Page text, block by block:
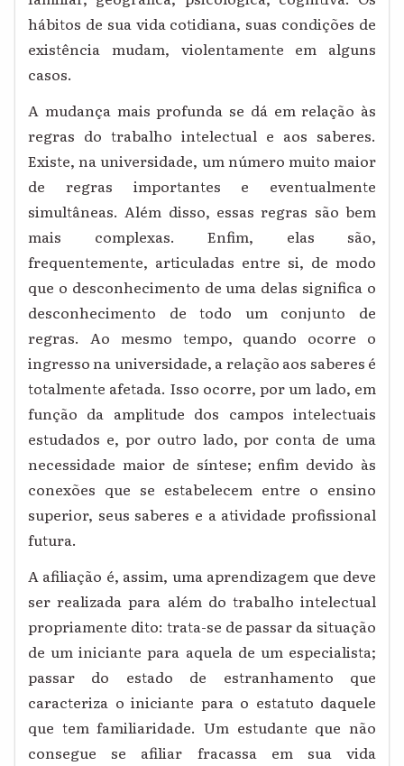
hábitos de sua vida cotidiana, suas condições de
existência mudam, violentamente em alguns
casos.
A mudança mais profunda se dá em relação às
regras do trabalho intelectual e aos saberes.
Existe, na universidade, um número muito maior
de regras importantes e eventualmente
simultâneas. Além disso, essas regras são bem
mais complexas. Enfim, elas são,
frequentemente, articuladas entre si, de modo
que o desconhecimento de uma delas significa o
desconhecimento de todo um conjunto de
regras. Ao mesmo tempo, quando ocorre o
ingresso na universidade, a relação aos saberes é
totalmente afetada. Isso ocorre, por um lado, em
função da amplitude dos campos intelectuais
estudados e, por outro lado, por conta de uma
necessidade maior de síntese; enfim devido às
conexões que se estabelecem entre o ensino
superior, seus saberes e a atividade profissional
futura.
A afiliação é, assim, uma aprendizagem que deve
ser realizada para além do trabalho intelectual
propriamente dito: trata-se de passar da situação
de um iniciante para aquela de um especialista;
passar do estado de estranhamento que
caracteriza o iniciante para o estatuto daquele
que tem familiaridade. Um estudante que não
consegue se afiliar fracassa em sua vida